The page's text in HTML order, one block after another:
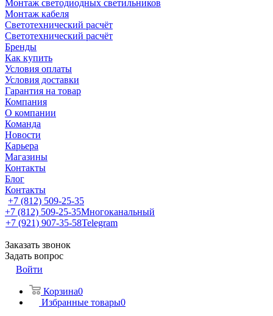
Монтаж светодиодных светильников
Монтаж кабеля
Светотехнический расчёт
Светотехнический расчёт
Бренды
Как купить
Условия оплаты
Условия доставки
Гарантия на товар
Компания
О компании
Команда
Новости
Карьера
Магазины
Контакты
Блог
Контакты
+7 (812) 509-25-35
+7 (812) 509-25-35Многоканальный
+7 (921) 907-35-58Telegram
Заказать звонок
Задать вопрос
Войти
Корзина0
Избранные товары0